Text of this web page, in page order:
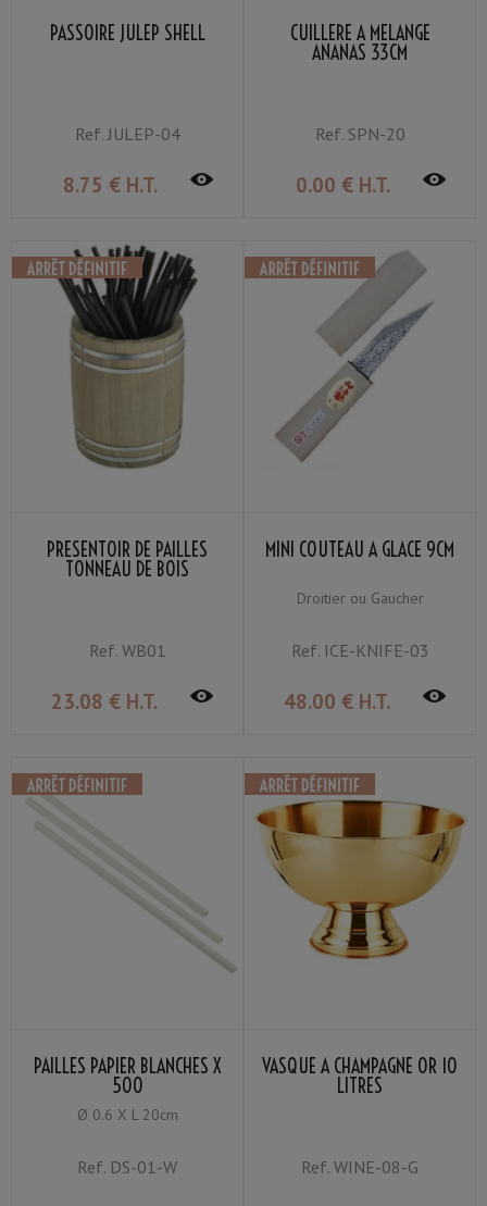
PASSOIRE JULEP SHELL
Ref.JULEP-04
8.75 € H.T.
CUILLÈRE À MÉLANGE
ANANAS 33CM
Ref.SPN-20
0.00 € H.T.
PRÉSENTOIR DE PAILLES
TONNEAU DE BOIS
Ref.WB01
23.08 € H.T.
MINI COUTEAU À GLACE 9CM
Droitier ou Gaucher
Ref.ICE-KNIFE-03
48.00 € H.T.
PAILLES PAPIER BLANCHES X
500
Ø 0.6 X L 20cm
Ref. DS-01-W
VASQUE À CHAMPAGNE OR 10
LITRES
Ref. WINE-08-G